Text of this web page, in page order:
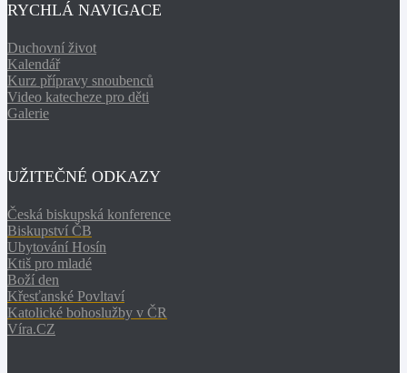
RYCHLÁ NAVIGACE
Duchovní život
Kalendář
Kurz přípravy snoubenců
Video katecheze pro děti
Galerie
UŽITEČNÉ ODKAZY
Česká biskupská konference
Biskupství ČB
Ubytování Hosín
Ktiš pro mladé
Boží den
Křesťanské Povltaví
Katolické bohoslužby v ČR
Víra.CZ